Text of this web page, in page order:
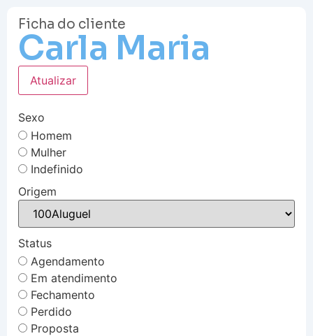
Ficha do cliente
Carla Maria
Atualizar
Sexo
Homem
Mulher
Indefinido
Origem
Status
Agendamento
Em atendimento
Fechamento
Perdido
Proposta